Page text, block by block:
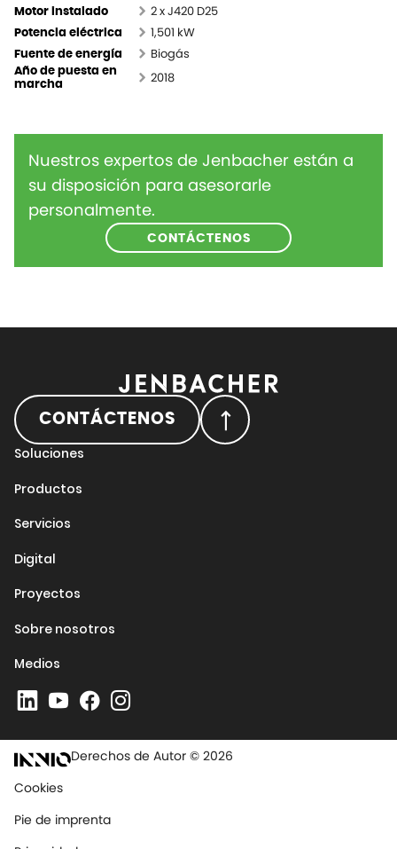
Motor instalado 2 x J420 D25
Potencia eléctrica 1,501 kW​
Fuente de energía Biogás
Año de puesta en
marcha
2018
Nuestros expertos de Jenbacher están a
su disposición para asesorarle
personalmente.
CONTÁCTENOS
CONTÁCTENOS
Soluciones
Productos
Servicios
Digital
Proyectos
Sobre nosotros
Medios
Derechos de Autor © 2026
Cookies
Pie de imprenta